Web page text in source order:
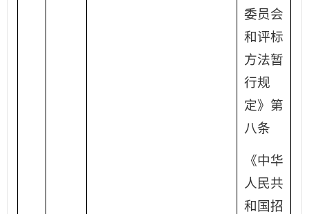
委员会
和评标
方法暂
行规
定》第
八条
《中华
人民共
和国招